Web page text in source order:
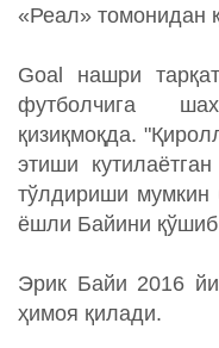
«Реал» томонидан
Goal нашри
футболчига
қизиқмоқда.
этиши
тўлдириши мумкин
ёшли Байини
Эрик Байи 2016
ҳимоя қилади.